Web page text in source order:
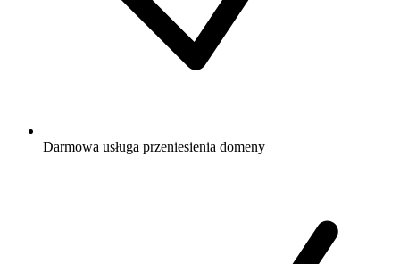
Darmowa usługa przeniesienia domeny